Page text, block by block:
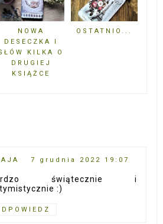
NOWA
DESECZKA I
KILKA O
DRUGIEJ
KSIĄŻCE
OSTATNIO...
7 grudnia 2022 19:07
świątecznie i
:)